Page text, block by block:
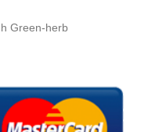
Green-herb